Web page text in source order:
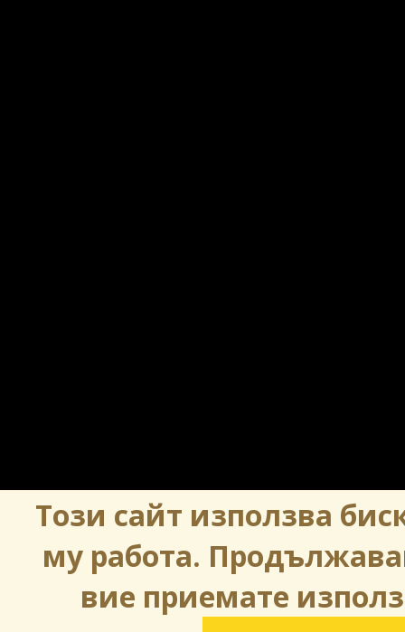
Този сайт използва
му работа.
вие приемате